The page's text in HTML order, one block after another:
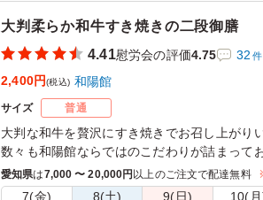
大判柔らか和牛すき焼きの二段御膳
4.41慰労会の評価4.75 32 件
2,400円(税込) 和陽館
サイズ 普通
大判な和牛を贅沢にすき焼きでお召し上がり
数々も和陽館ならではのこだわりが詰まって
がりいただいているかのような至福をお届け
愛知県は7,000 〜 20,000円 以上のご注文で配達無料
7(金) 8(土) 9(日) 10(